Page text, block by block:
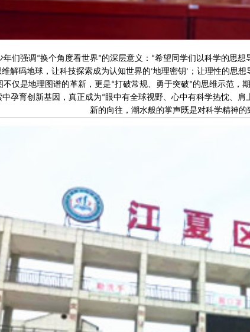
年们强调“换个角度看世界”的深层意义： “希望同学们以科学的思想
解码地球，让科技探索成为认知世界的‘地理密钥 ’ ；让理性的思想
不仅是地理图谱的革新，更是“打破常规、勇于突破”的思维示范，
中孕育创新基因，真正成为“眼中有全球视野、心中有科学热忱、肩
新的向往，潮水般的掌声既是对科学精神的